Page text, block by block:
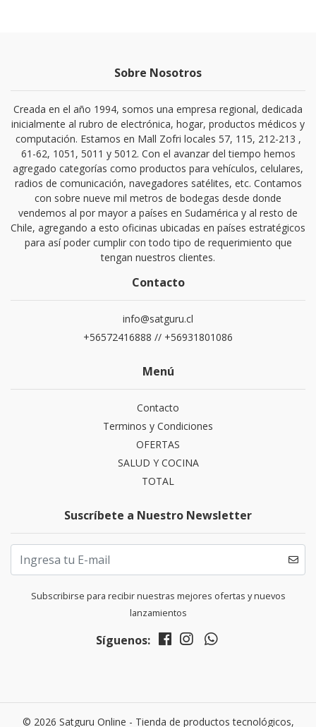
Sobre Nosotros
Creada en el año 1994, somos una empresa regional, dedicada
inicialmente al rubro de electrónica, hogar, productos médicos y
computación. Estamos en Mall Zofri locales 57, 115, 212-213 ,
61-62, 1051, 5011 y 5012. Con el avanzar del tiempo hemos
agregado categorías como productos para vehículos, celulares,
radios de comunicación, navegadores satélites, etc. Contamos
con sobre nueve mil metros de bodegas desde donde
vendemos al por mayor a países en Sudamérica y al resto de
Chile, agregando a esto oficinas ubicadas en países estratégicos
para así poder cumplir con todo tipo de requerimiento que
tengan nuestros clientes.
Contacto
info@satguru.cl
+56572416888 // +56931801086
Menú
Contacto
Terminos y Condiciones
OFERTAS
SALUD Y COCINA
TOTAL
Suscríbete a Nuestro Newsletter
Subscribirse para recibir nuestras mejores ofertas y nuevos
lanzamientos
Síguenos:
© 2026 Satguru Online - Tienda de productos tecnológicos,